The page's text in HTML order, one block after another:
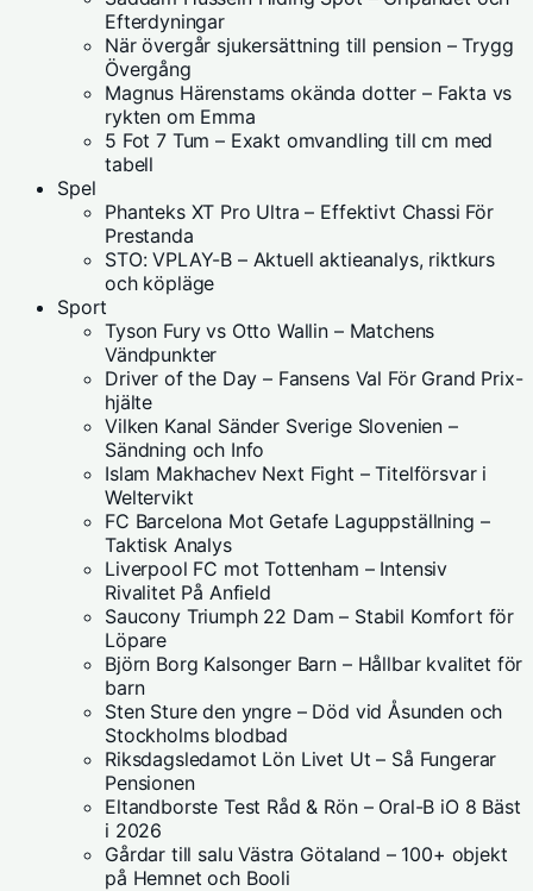
Efterdyningar
När övergår sjukersättning till pension – Trygg
Övergång
Magnus Härenstams okända dotter – Fakta vs
rykten om Emma
5 Fot 7 Tum – Exakt omvandling till cm med
tabell
Spel
Phanteks XT Pro Ultra – Effektivt Chassi För
Prestanda
STO: VPLAY-B – Aktuell aktieanalys, riktkurs
och köpläge
Sport
Tyson Fury vs Otto Wallin – Matchens
Vändpunkter
Driver of the Day – Fansens Val För Grand Prix-
hjälte
Vilken Kanal Sänder Sverige Slovenien –
Sändning och Info
Islam Makhachev Next Fight – Titelförsvar i
Weltervikt
FC Barcelona Mot Getafe Laguppställning –
Taktisk Analys
Liverpool FC mot Tottenham – Intensiv
Rivalitet På Anfield
Saucony Triumph 22 Dam – Stabil Komfort för
Löpare
Björn Borg Kalsonger Barn – Hållbar kvalitet för
barn
Sten Sture den yngre – Död vid Åsunden och
Stockholms blodbad
Riksdagsledamot Lön Livet Ut – Så Fungerar
Pensionen
Eltandborste Test Råd & Rön – Oral-B iO 8 Bäst
i 2026
Gårdar till salu Västra Götaland – 100+ objekt
på Hemnet och Booli